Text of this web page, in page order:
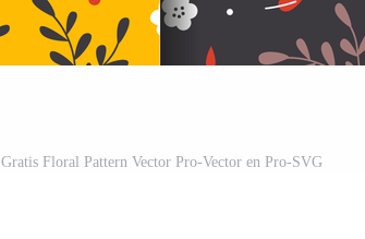
Gratis Floral Pattern Vector Pro-Vector en Pro-SVG